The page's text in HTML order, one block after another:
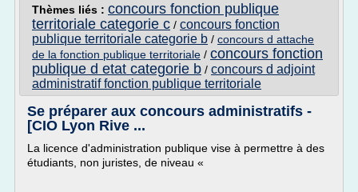
Thèmes liés : concours fonction publique
territoriale categorie c / concours fonction
publique territoriale categorie b / concours d attache
de la fonction publique territoriale / concours fonction
publique d etat categorie b / concours d adjoint
administratif fonction publique territoriale
Se préparer aux concours administratifs -
[CIO Lyon Rive ...
La licence d'administration publique vise à permettre à des
étudiants, non juristes, de niveau «